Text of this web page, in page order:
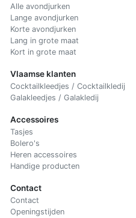
Alle avondjurken
Lange avondjurken
Korte avondjurken
Lang in grote maat
Kort in grote maat
Vlaamse klanten
Cocktailkleedjes / Cocktailkledij
Galakleedjes / Galakledij
Accessoires
Tasjes
Bolero's
Heren accessoires
Handige producten
Contact
Contact
Openingstijden